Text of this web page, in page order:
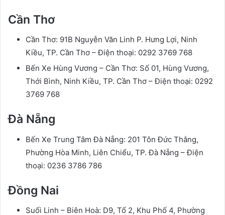
Cần Thơ
Cần Thơ: 91B Nguyễn Văn Linh P. Hưng Lợi, Ninh
Kiều, TP. Cần Thơ – Điện thoại: 0292 3769 768
Bến Xe Hùng Vương – Cần Thơ: Số 01, Hùng Vương,
Thới Bình, Ninh Kiều, TP. Cần Thơ – Điện thoại: 0292
3769 768
Đà Nẵng
Bến Xe Trung Tâm Đà Nẵng: 201 Tôn Đức Thắng,
Phường Hòa Minh, Liên Chiểu, TP. Đà Nẵng – Điện
thoại: 0236 3786 786
Đồng Nai
Suối Linh – Biên Hoà: D9, Tổ 2, Khu Phố 4, Phường